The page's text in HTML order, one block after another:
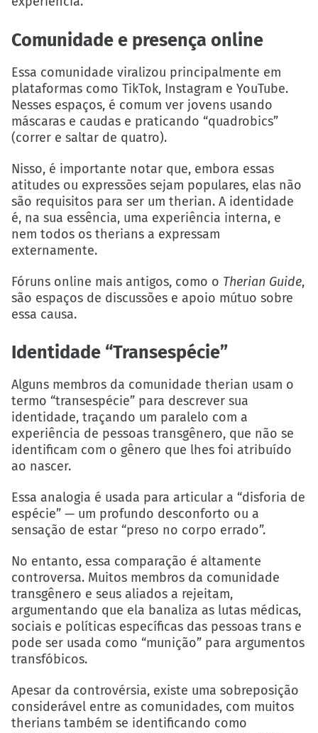
Comunidade e presença online
Essa comunidade viralizou principalmente em
plataformas como TikTok, Instagram e YouTube.
Nesses espaços, é comum ver jovens usando
máscaras e caudas e praticando “quadrobics”
(correr e saltar de quatro).
Nisso, é importante notar que, embora essas
atitudes ou expressões sejam populares, elas não
são requisitos para ser um therian. A identidade
é, na sua essência, uma experiência interna, e
nem todos os therians a expressam
externamente.
Fóruns online mais antigos, como o Therian Guide,
são espaços de discussões e apoio mútuo sobre
essa causa.
Identidade “Transespécie”
Alguns membros da comunidade therian usam o
termo “transespécie” para descrever sua
identidade, traçando um paralelo com a
experiência de pessoas transgênero, que não se
identificam com o gênero que lhes foi atribuído
ao nascer.
Essa analogia é usada para articular a “disforia de
espécie” — um profundo desconforto ou a
sensação de estar “preso no corpo errado”.
No entanto, essa comparação é altamente
controversa. Muitos membros da comunidade
transgênero e seus aliados a rejeitam,
argumentando que ela banaliza as lutas médicas,
sociais e políticas específicas das pessoas trans e
pode ser usada como “munição” para argumentos
transfóbicos.
Apesar da controvérsia, existe uma sobreposição
considerável entre as comunidades, com muitos
therians também se identificando como